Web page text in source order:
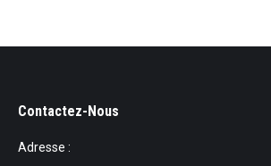
Contactez-Nous
Adresse :